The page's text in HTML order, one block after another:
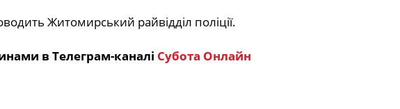
Житомирський райвідділ поліції.
в Телеграм-каналі Субота Онлайн